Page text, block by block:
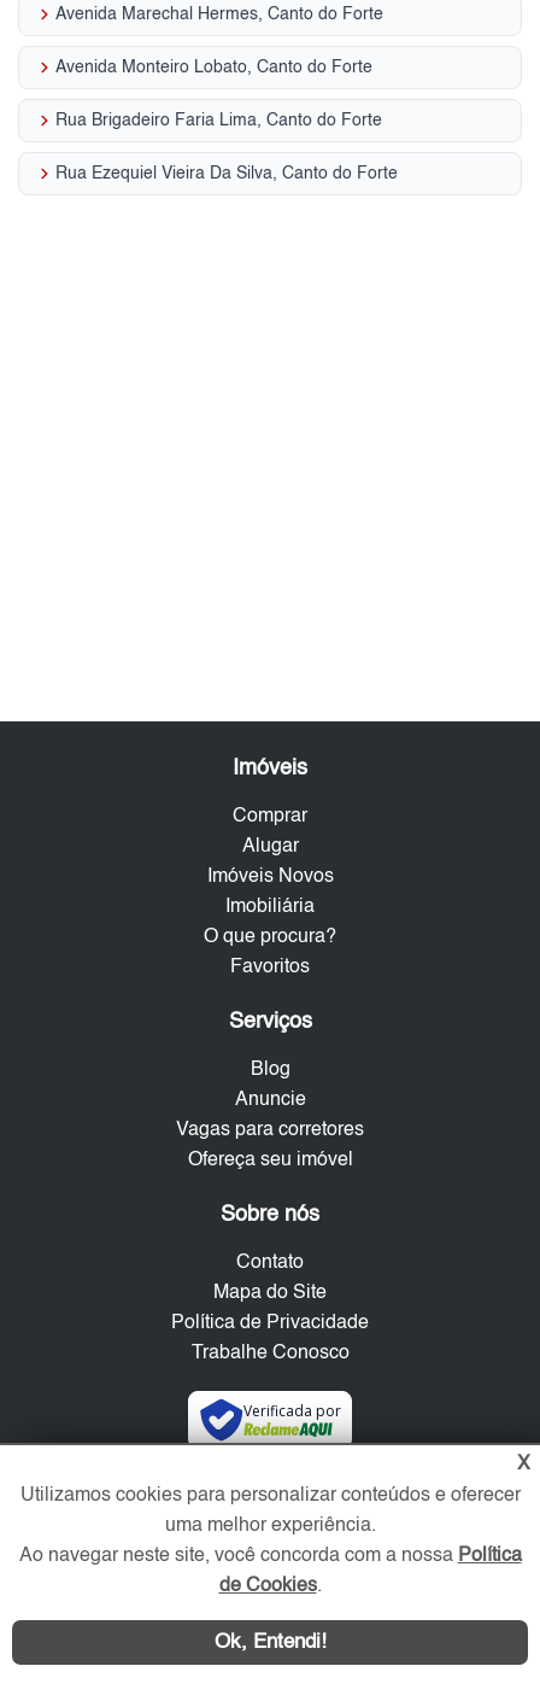
keyboard_arrow_right Avenida Marechal Hermes, Canto do Forte
keyboard_arrow_right Avenida Monteiro Lobato, Canto do Forte
keyboard_arrow_right Rua Brigadeiro Faria Lima, Canto do Forte
keyboard_arrow_right Rua Ezequiel Vieira Da Silva, Canto do Forte
Imóveis
Comprar
Alugar
Imóveis Novos
Imobiliária
O que procura?
Favoritos
Serviços
Blog
Anuncie
Vagas para corretores
Ofereça seu imóvel
Sobre nós
Contato
Mapa do Site
Política de Privacidade
Trabalhe Conosco
Verificada por
Redes Sociais
X
Utilizamos cookies para personalizar conteúdos e oferecer
uma melhor experiência.
Ao navegar neste site, você concorda com a nossa Política
de Cookies.
Ok, Entendi!